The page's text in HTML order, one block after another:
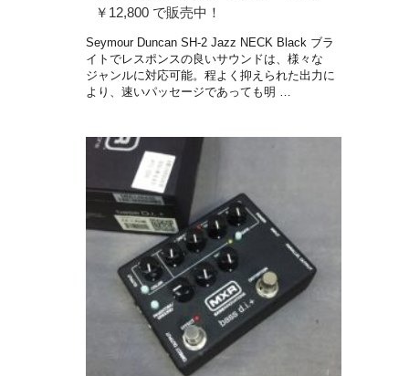
￥12,800 で販売中！
Seymour Duncan SH-2 Jazz NECK Black ブラ
イトでレスポンスの良いサウンドは、様々な
ジャンルに対応可能。程よく抑えられた出力に
より、速いパッセージであっても明 …